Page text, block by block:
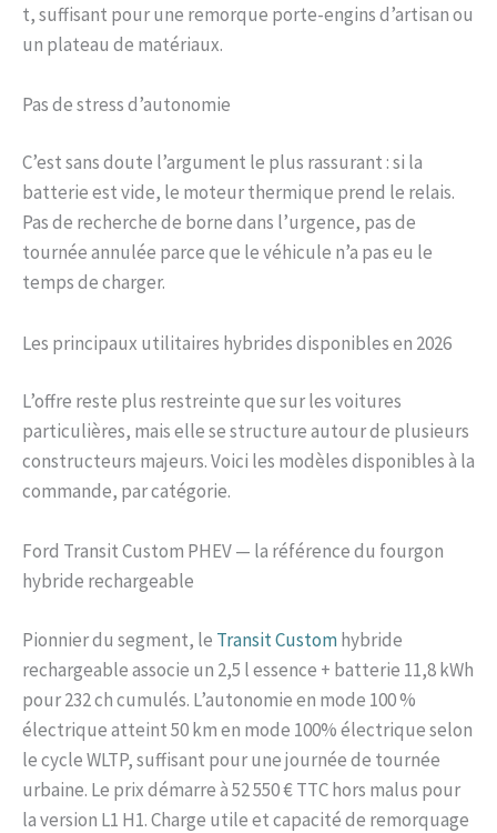
t, suffisant pour une remorque porte-engins d’artisan ou
un plateau de matériaux.
Pas de stress d’autonomie
C’est sans doute l’argument le plus rassurant : si la
batterie est vide, le moteur thermique prend le relais.
Pas de recherche de borne dans l’urgence, pas de
tournée annulée parce que le véhicule n’a pas eu le
temps de charger.
Les principaux utilitaires hybrides disponibles en 2026
L’offre reste plus restreinte que sur les voitures
particulières, mais elle se structure autour de plusieurs
constructeurs majeurs. Voici les modèles disponibles à la
commande, par catégorie.
Ford Transit Custom PHEV — la référence du fourgon
hybride rechargeable
Pionnier du segment, le Transit Customhybride
rechargeable associe un 2,5 l essence + batterie 11,8 kWh
pour 232 ch cumulés. L’autonomie en mode 100 %
électrique atteint 50 km en mode 100% électrique selon
le cycle WLTP, suffisant pour une journée de tournée
urbaine. Le prix démarre à 52 550 € TTC hors malus pour
la version L1 H1. Charge utile et capacité de remorquage